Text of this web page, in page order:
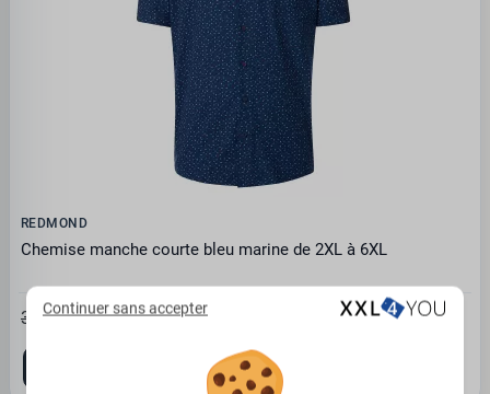
REDMOND
Chemise manche courte bleu marine de 2XL à 6XL
32.25 € 20.96€
Continuer sans accepter